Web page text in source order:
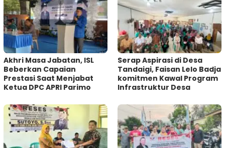
Akhri Masa Jabatan, ISL
Beberkan Capaian
Prestasi Saat Menjabat
Ketua DPC APRI Parimo
Serap Aspirasi di Desa
Tandaigi, Faisan Lelo Badja
komitmen Kawal Program
Infrastruktur Desa